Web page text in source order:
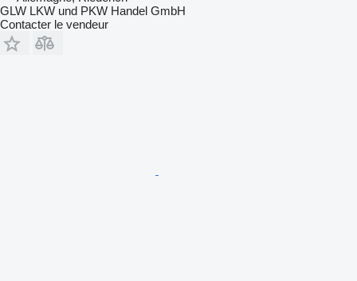
GLW LKW und PKW Handel GmbH
Contacter le vendeur